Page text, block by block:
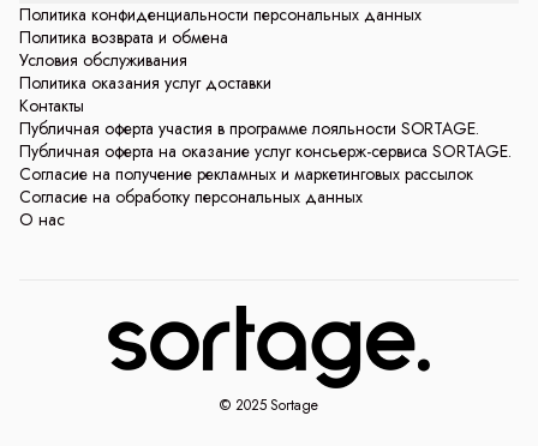
Политика конфиденциальности персональных данных
Политика возврата и обмена
Условия обслуживания
Политика оказания услуг доставки
Контакты
Публичная оферта участия в программе лояльности SORTAGE.
Публичная оферта на оказание услуг консьерж-сервиса SORTAGE.
Согласие на получение рекламных и маркетинговых рассылок
Согласие на обработку персональных данных
О нас
© 2025 Sortage